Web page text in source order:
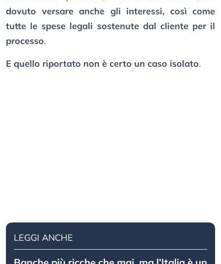
dovuto versare anche gli interessi, così come
tutte le spese legali sostenute dal cliente per il
processo.
E quello riportato non è certo un caso isolato.
LEGGI ANCHE